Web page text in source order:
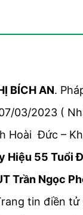
BÍCH AN.
03/2023 (
Hoài Đức –
Hiệu 55 Tuổi
Trần Ngọc
tin điền tử